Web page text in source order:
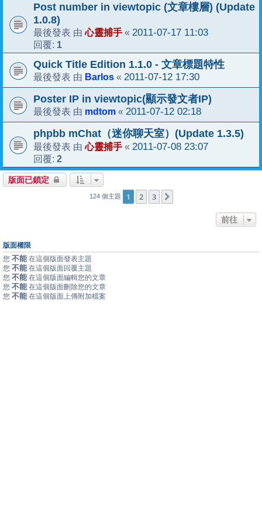
Post number in viewtopic (文章樓層) (Update
1.0.8)
最後發表 由心靈捕手 « 2011-07-17 11:03
回覆: 1
Quick Title Edition 1.1.0 - 文章標題特性
最後發表 由 Barlos « 2011-07-12 17:30
Poster IP in viewtopic(顯示發文者IP)
最後發表 由 mdtom « 2011-07-12 02:18
phpbb mChat（迷你聊天室）(Update 1.3.5)
最後發表 由心靈捕手 « 2011-07-08 23:07
回覆: 2
版面已鎖定
124 個主題 1 2 3
前往
版面權限
您 不能 在這個版面發表主題
您 不能 在這個版面回覆主題
您 不能 在這個版面編輯您的文章
您 不能 在這個版面刪除您的文章
您 不能 在這個版面上傳附加檔案